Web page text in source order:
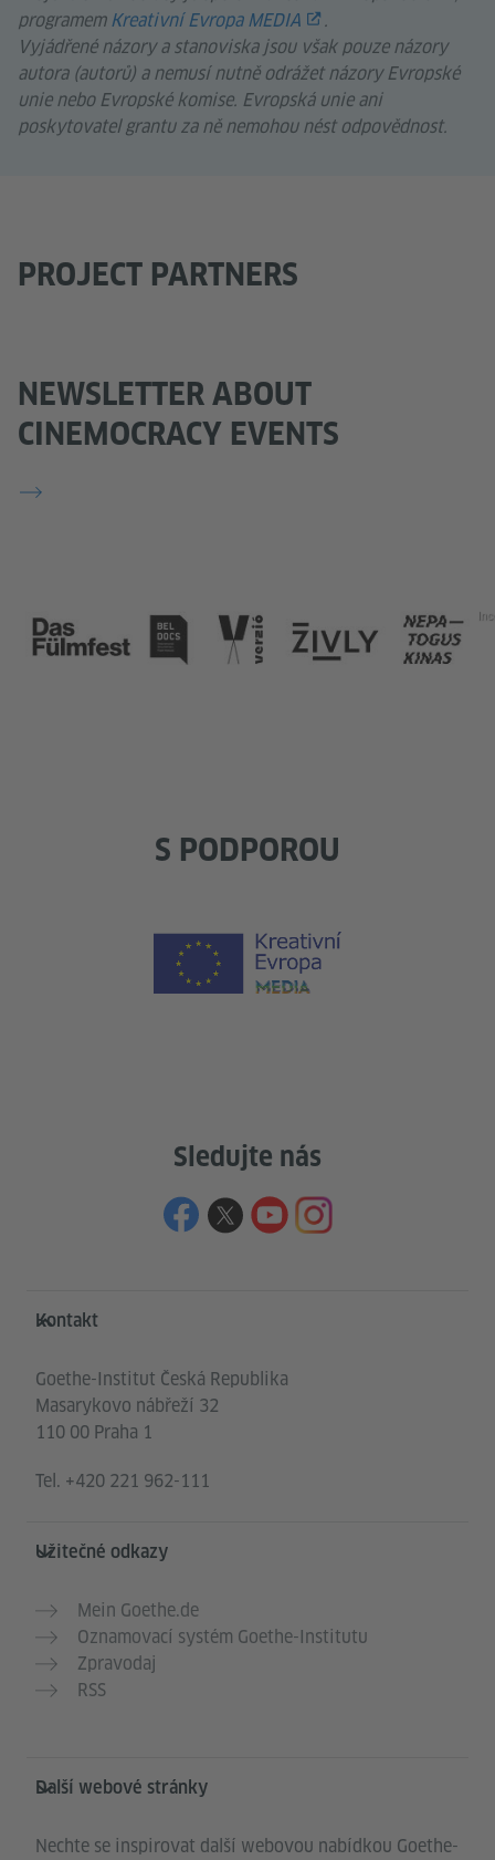
programemKreativní Evropa MEDIA
.
Vyjádřené názory a stanoviska jsou však pouze názory
autora (autorů) a nemusí nutně odrážet názory Evropské
unie nebo Evropské komise. Evropská unie ani
poskytovatel grantu za ně nemohou nést odpovědnost.
PROJECT PARTNERS
NEWSLETTER ABOUT
CINEMOCRACY EVENTS
S PODPOROU
Sledujte nás
Service- und Informationsbereich
Kontakt
Goethe-Institut Česká Republika
Masarykovo nábřeží 32
110 00 Praha 1
Tel. +420 221 962-111
Užitečné odkazy
Mein Goethe.de
Oznamovací systém Goethe-Institutu
Zpravodaj
RSS
Další webové stránky
Nechte se inspirovat další webovou nabídkou Goethe-